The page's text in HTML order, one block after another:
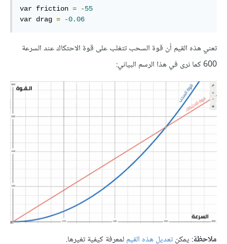
var friction = -55
var drag = -0.06
تعني هذه القيم أن قوة السحب تتغلب على قوة الاحتكاك عند السرعة
600 كما نرى في هذا الرسم البياني:
ملاحظة: يمكنتعديل هذه القيملمعرفة كيفية تغيرها.